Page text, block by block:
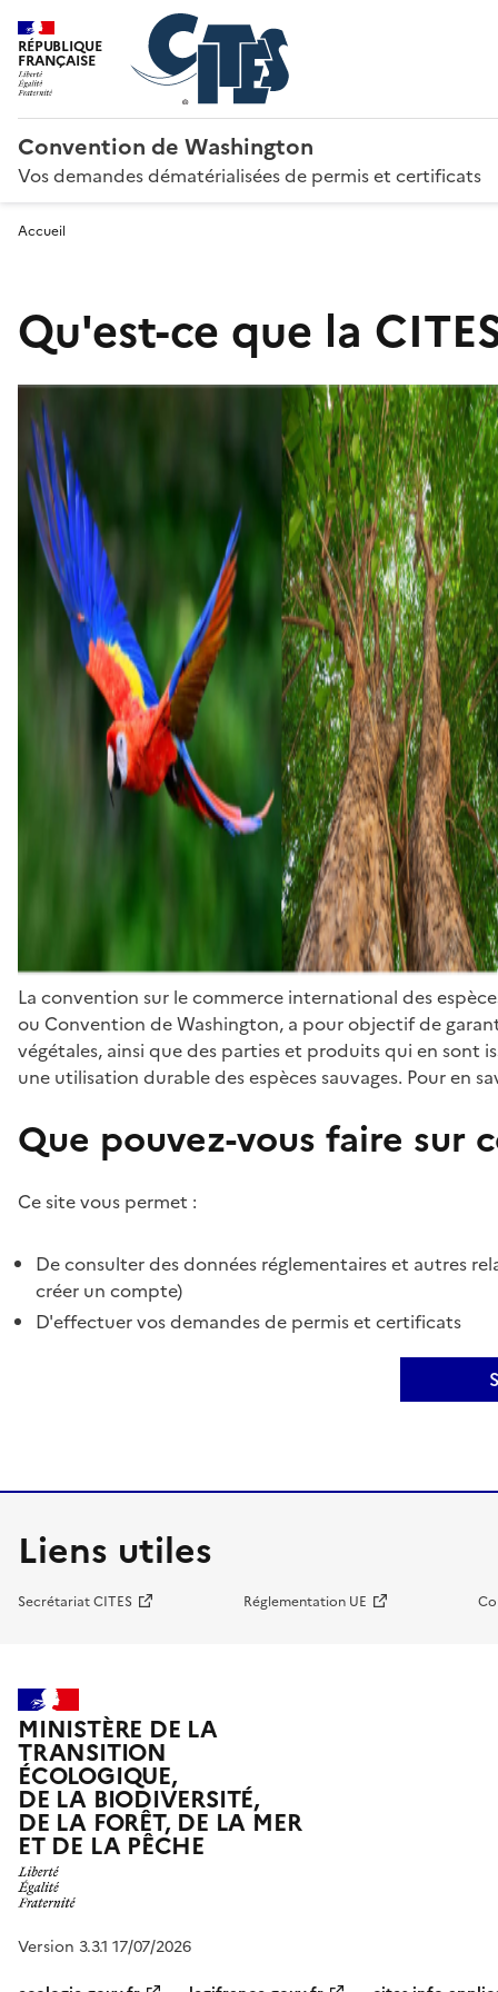
RÉPUBLIQUE
FRANÇAISE
Convention de Washington
Vos demandes dématérialisées de permis et certificats
Accueil
Qu'est-ce que la
La convention sur le commerce international des
ou Convention de Washington, a pour objectif de
végétales, ainsi que des parties et produits qui en sont
une utilisation durable des espèces sauvages. Pour en
Que pouvez-vous faire sur
Ce site vous permet :
De consulter des données réglementaires et autres
créer un compte)
D'effectuer vos demandes de permis et certificats
Liens utiles
Secrétariat CITES Réglementation UE
MINISTÈRE DE LA
TRANSITION
ÉCOLOGIQUE,
DE LA BIODIVERSITÉ,
DE LA FORÊT, DE LA MER
ET DE LA PÊCHE
Version 3.3.1 17/07/2026